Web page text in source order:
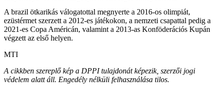
A brazil ötkarikás válogatottal megnyerte a 2016-os olimpiát,
ezüstérmet szerzett a 2012-es játékokon, a nemzeti csapattal pedig a
2021-es Copa Américán, valamint a 2013-as Konföderációs Kupán
végzett az első helyen.
MTI
A cikkben szereplő kép a DPPI tulajdonát képezik, szerzői jogi
védelem alatt áll. Engedély nélküli felhasználása tilos.